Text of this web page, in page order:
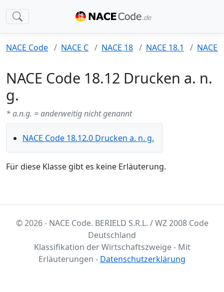
NACE Code NACE C NACE 18 NACE 18.1 NACE
NACE Code 18.12 Drucken a. n.
g.
* a.n.g. = anderweitig nicht genannt
NACE Code 18.12.0 Drucken a. n. g.
Für diese Klasse gibt es keine Erläuterung.
© 2026 - NACE Code. BERIELD S.R.L. / WZ 2008 Code
Deutschland
Klassifikation der Wirtschaftszweige - Mit
Erläuterungen - Datenschutzerklärung